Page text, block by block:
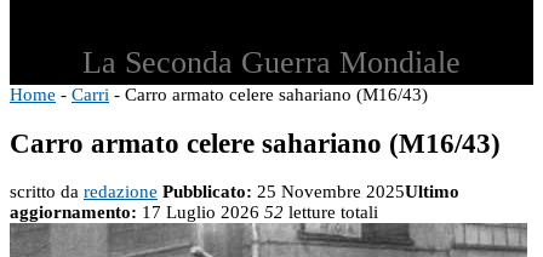
La Seconda Guerra Mondiale
Home - Carri - Carro armato celere sahariano (M16/43)
Carro armato celere sahariano (M16/43)
scritto da redazione Pubblicato: 25 Novembre 2025Ultimo
aggiornamento: 17 Luglio 2026 52 letture totali